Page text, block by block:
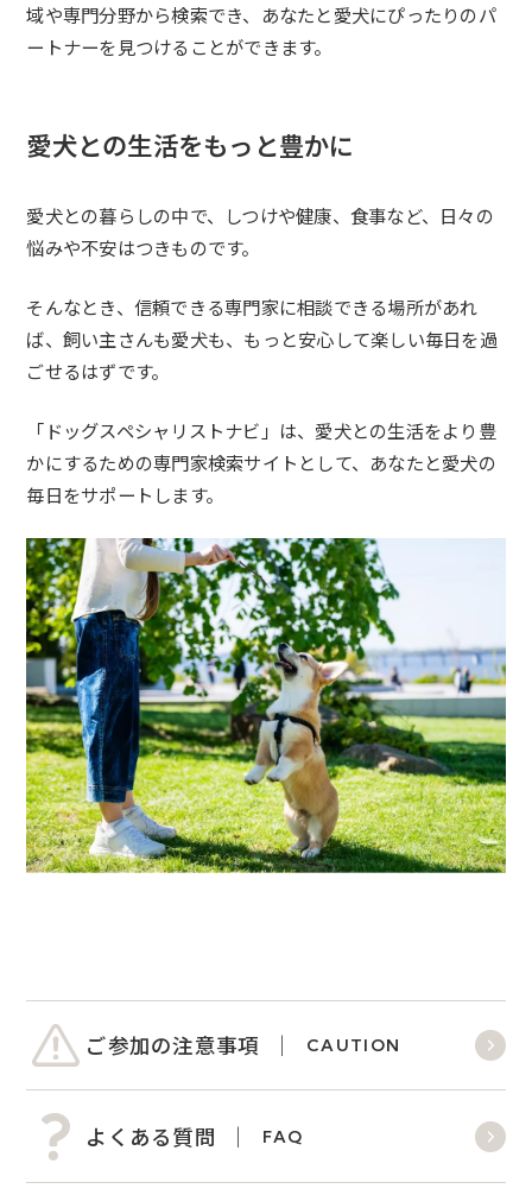
域や専門分野から検索でき、あなたと愛犬にぴったりのパ
ートナーを見つけることができます。
愛犬との生活をもっと豊かに
愛犬との暮らしの中で、しつけや健康、食事など、日々の
悩みや不安はつきものです。
そんなとき、信頼できる専門家に相談できる場所があれ
ば、飼い主さんも愛犬も、もっと安心して楽しい毎日を過
ごせるはずです。
「ドッグスペシャリストナビ」は、愛犬との生活をより豊
かにするための専門家検索サイトとして、あなたと愛犬の
毎日をサポートします。
ご参加の注意事項 CAUTION
よくある質問 FAQ